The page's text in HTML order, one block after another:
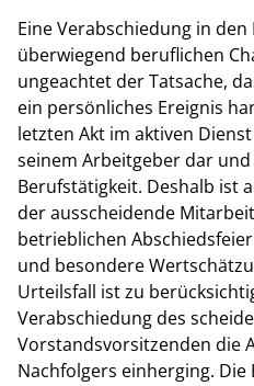
Eine Verabschiedung in
überwiegend beruflichen
ungeachtet der Tatsache,
ein persönliches Ereignis
letzten Akt im aktiven
seinem Arbeitgeber dar
Berufstätigkeit. Deshalb ist
der ausscheidende
betrieblichen
und besondere
Urteilsfall ist zu
Verabschiedung des
Vorstandsvorsitzenden die
Nachfolgers einherging. Die